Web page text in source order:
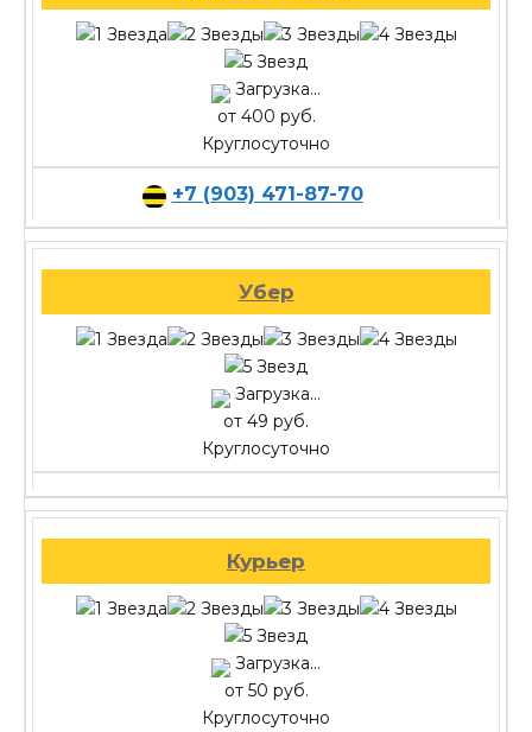
Загрузка...
от 400 руб.
Круглосуточно
+7 (903) 471-87-70
Убер
Загрузка...
от 49 руб.
Круглосуточно
Курьер
Загрузка...
от 50 руб.
Круглосуточно